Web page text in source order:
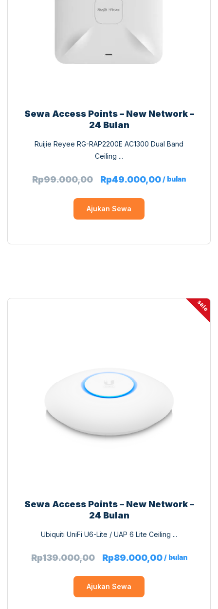
Sewa Access Points – New Network –
24 Bulan
Ruijie Reyee RG-RAP2200E AC1300 Dual Band
Ceiling ...
Rp99.000,00 Rp49.000,00/ bulan
Ajukan Sewa
sale
Sewa Access Points – New Network –
24 Bulan
Ubiquiti UniFi U6-Lite / UAP 6 Lite Ceiling ...
Rp139.000,00 Rp89.000,00/ bulan
Ajukan Sewa